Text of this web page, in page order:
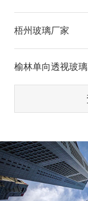
梧州玻璃厂家
榆林单向透视玻璃